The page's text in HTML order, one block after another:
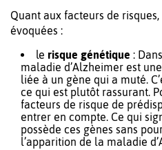
Quant aux facteurs de
évoquées :
le risque génétique : Dans
maladie d’Alzheimer est
liée à un gène qui a muté.
ce qui est plutôt rassurant.
facteurs de risque de
entrer en compte. Ce qui
possède ces gènes sans
l’apparition de la maladie